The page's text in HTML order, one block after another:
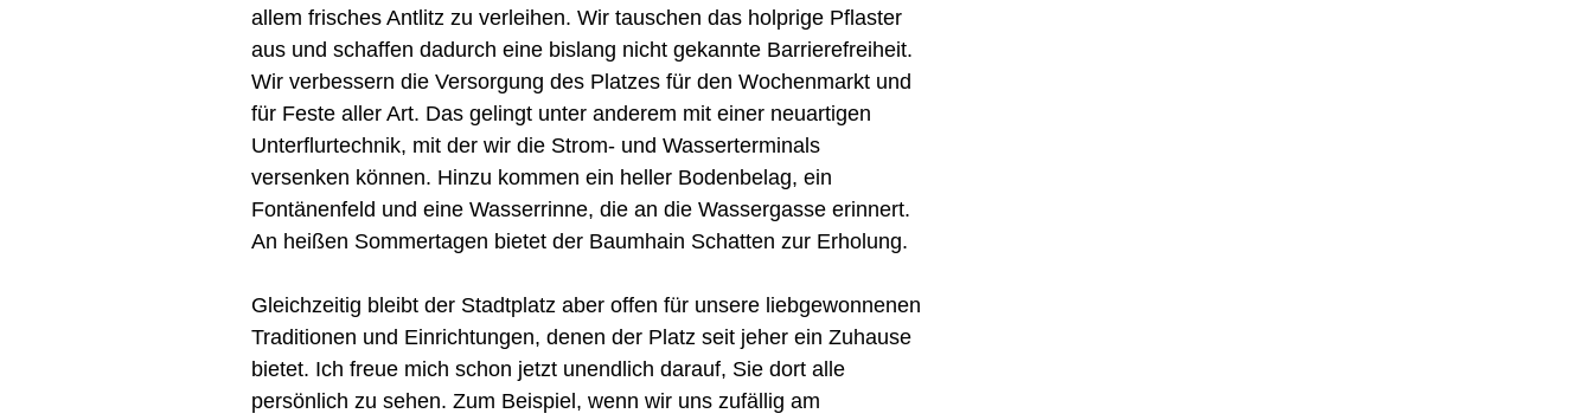
allem frisches Antlitz zu verleihen. Wir tauschen das holprige Pflaster
aus und schaffen dadurch eine bislang nicht gekannte Barrierefreiheit.
Wir verbessern die Versorgung des Platzes für den Wochenmarkt und
für Feste aller Art. Das gelingt unter anderem mit einer neuartigen
Unterflurtechnik, mit der wir die Strom- und Wasserterminals
versenken können. Hinzu kommen ein heller Bodenbelag, ein
Fontänenfeld und eine Wasserrinne, die an die Wassergasse erinnert.
An heißen Sommertagen bietet der Baumhain Schatten zur Erholung.
Gleichzeitig bleibt der Stadtplatz aber offen für unsere liebgewonnenen
Traditionen und Einrichtungen, denen der Platz seit jeher ein Zuhause
bietet. Ich freue mich schon jetzt unendlich darauf, Sie dort alle
persönlich zu sehen. Zum Beispiel, wenn wir uns zufällig am